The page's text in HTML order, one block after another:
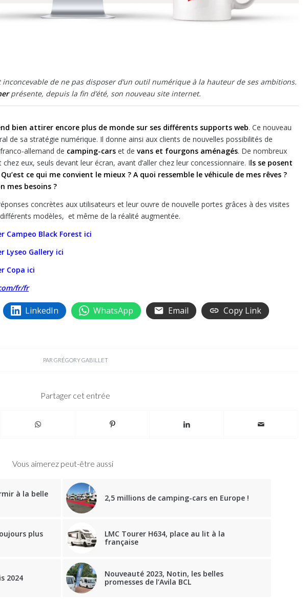
de ne pas disposer d’un outil numérique à la hauteur de ses ambitions.
présente, depuis la fin d’été, son nouveau site internet.
bien attirer encore plus de monde sur ses différents supports web. Ce nouveau
de sa stratégie numérique. Il donne ainsi aux clients de nouvelles possibilités de
allemand de camping-cars et de vans et fourgons aménagés. De nombreux
eux, seuls devant leur écran, avant d’aller chez leur concessionnaire. Ils se posent
ce qui me convient le mieux ? A quoi ressemble le véhicule de mes rêves ?
mes besoins ?
concrètes aux utilisateurs et leur ouvre de nouvelle portes grâces à des visites
modèles, et même de la réalité augmentée.
Black Forest ici
Lyseo Gallery ici
Copa ici
fr/fr
LinkedIn WhatsApp Email Copy Link
PAR GRÉGORY GABILLET
Partager cet entrée
Vous aimerez peut-être aussi
à la belle
2,5 millions de camping-cars en Europe !
plus
LMC Tourer H634, place au lit à la
française
2024
Nouveauté 2023, Notin, les belles
promesses de l’Avila BCL